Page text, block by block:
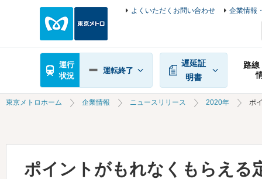
運行
状況
運転終了
遅延証
明書
路線
よくいただくお問い合わせ 企業情報
東京メトロホーム 企業情報 ニュースリリース 2020年 ポ
ポイントがもれなくもらえる